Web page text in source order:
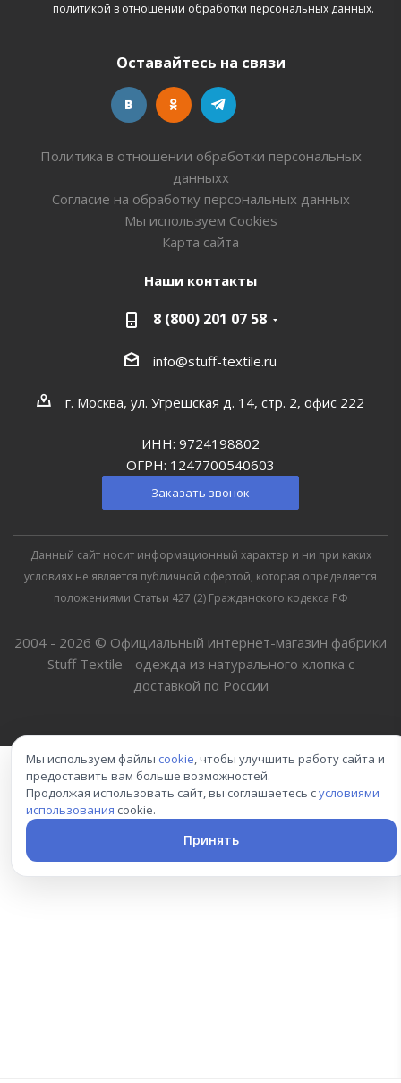
политикой в отношении обработки персональных данных.
Оставайтесь на связи
Политика в отношении обработки персональных
данныхх
Согласие на обработку персональных данных
Мы используем Cookies
Карта сайта
Наши контакты
8 (800) 201 07 58
info@stuff-textile.ru
г. Москва, ул. Угрешская д. 14, стр. 2, офис 222
ИНН: 9724198802
ОГРН: 1247700540603
Заказать звонок
Данный сайт носит информационный характер и ни при каких
условиях не является публичной офертой, которая определяется
положениями Статьи 427 (2) Гражданского кодекса РФ
2004 - 2026 © Официальный интернет-магазин фабрики
Stuff Textile - одежда из натурального хлопка с
доставкой по России
Мы используем файлы cookie, чтобы улучшить работу сайта и
предоставить вам больше возможностей.
Продолжая использовать сайт, вы соглашаетесь сусловиями
использования cookie.
Принять